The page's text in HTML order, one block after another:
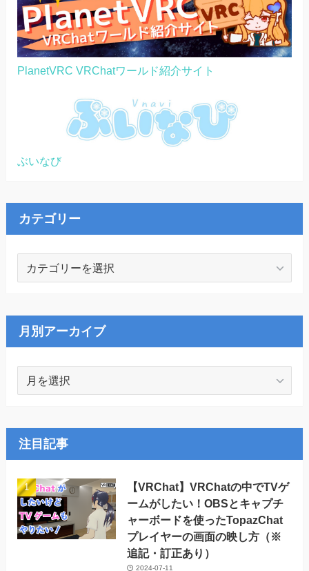
PlanetVRC VRChatワールド紹介サイト
ぶいなび
カテゴリー
リ
ー
月別アーカイブ
ー
カ
イ
ブ
注目記事
【VRChat】VRChatの中でTVゲ
ームがしたい！OBSとキャプチ
ャーボードを使ったTopazChat
プレイヤーの画面の映し方（※
追記・訂正あり）
2024-07-11